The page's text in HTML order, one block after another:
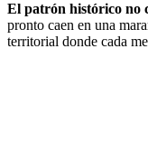
El patrón histórico no
pronto caen en una
territorial donde cada